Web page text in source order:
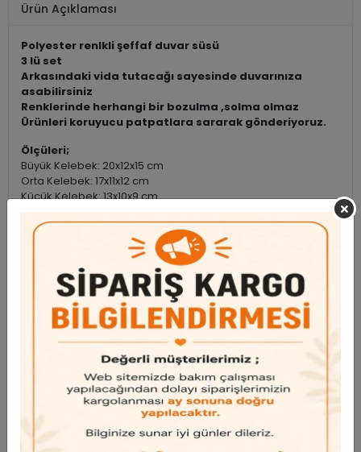
Ürün Açıklaması
Polyester renlkli şeffaf duvar süsü
3 lü set
Arkasındaki vida tutacağı sayesinde duvarınıza
asabilirsiniz
Renklerinde herhangi bir bozulma ,solma olmaz
Ürünleri koruyucu patpatlara sararak gönderiyoruz.
Ölçüleri;
Büyük Kelebek: 20x12x15 cm
Orta Kelebek: 17x11x12 cm
Küçük Kelebek: 13x10x9 cm
Garanti ve Teslimat
Taksit Seçenekleri
Bu ürün için henüz yorum yapılmadı.
Yorum Yap